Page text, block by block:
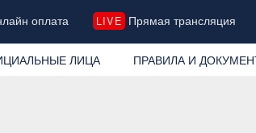
оплата LIVE Прямая трансляция
ЛИЦА ПРАВИЛА И